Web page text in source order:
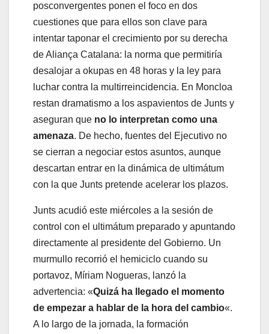
posconvergentes ponen el foco en dos
cuestiones que para ellos son clave para
intentar taponar el crecimiento por su derecha
de Aliança Catalana: la norma que permitiría
desalojar a okupas en 48 horas y la ley para
luchar contra la multirreincidencia. En Moncloa
restan dramatismo a los aspavientos de Junts y
aseguran que no lo interpretan como una
amenaza. De hecho, fuentes del Ejecutivo no
se cierran a negociar estos asuntos, aunque
descartan entrar en la dinámica de ultimátum
con la que Junts pretende acelerar los plazos.
Junts acudió este miércoles a la sesión de
control con el ultimátum preparado y apuntando
directamente al presidente del Gobierno. Un
murmullo recorrió el hemiciclo cuando su
portavoz, Míriam Nogueras, lanzó la
advertencia: «Quizá ha llegado el momento
de empezar a hablar de la hora del cambio«.
A lo largo de la jornada, la formación